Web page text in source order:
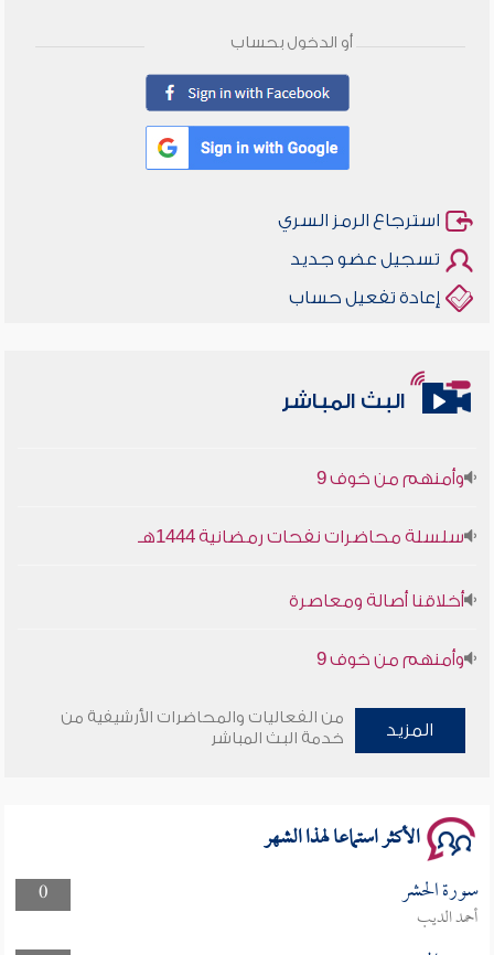
أو الدخول بحساب
استرجاع الرمز السري
تسجيل عضو جديد
إعادة تفعيل حساب
البث المباشر
أخلاقنا أصالة ومعاصرة
المزيد
من الفعاليات والمحاضرات الأرشيفية من
خدمة البث المباشر
الأكثر استماعا لهذا الشهر
0 سورة الحشر
أحمد الديب